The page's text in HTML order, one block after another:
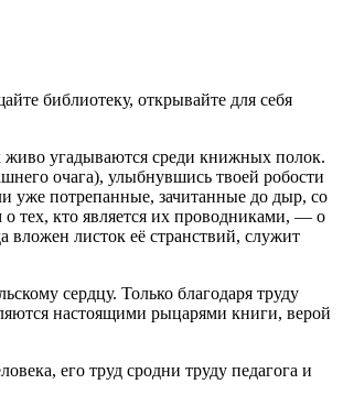
библиотеку, открывайте для себя
живо угадываются среди книжных полок.
очага), улыбнувшись твоей робости
уже потрепанные, зачитанные до дыр, со
тех, кто является их проводниками, — о
вложен листок её странствий, служит
сердцу. Только благодаря труду
настоящими рыцарями книги, верой
его труд сродни труду педагога и